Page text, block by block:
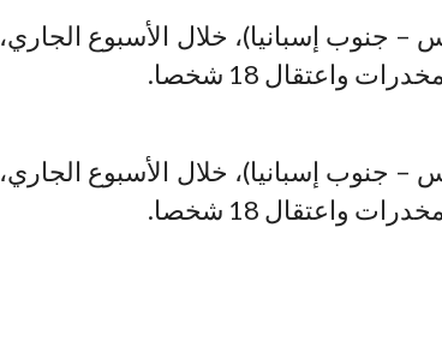
جنوب إسبانيا)، خلال الأسبوع الجاري،
جنوب إسبانيا)، خلال الأسبوع الجاري،